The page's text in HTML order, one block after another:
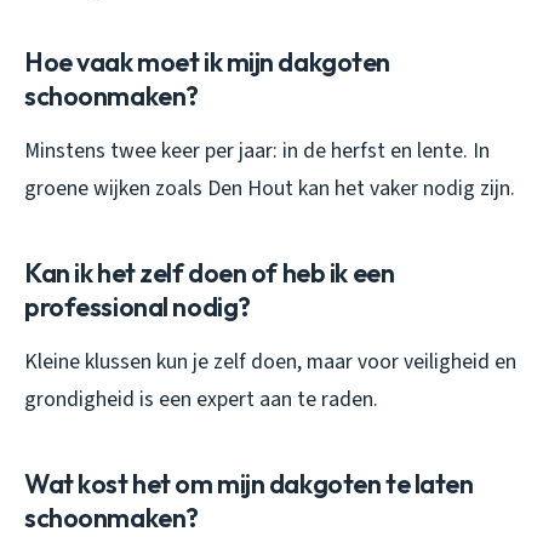
Hoe vaak moet ik mijn dakgoten
schoonmaken?
Minstens twee keer per jaar: in de herfst en lente. In
groene wijken zoals Den Hout kan het vaker nodig zijn.
Kan ik het zelf doen of heb ik een
professional nodig?
Kleine klussen kun je zelf doen, maar voor veiligheid en
grondigheid is een expert aan te raden.
Wat kost het om mijn dakgoten te laten
schoonmaken?